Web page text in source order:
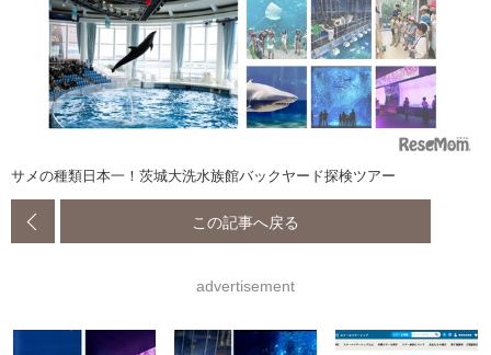
サメの種類日本一！茨城大洗水族館バックヤード探検ツアー
この記事へ戻る
advertisement